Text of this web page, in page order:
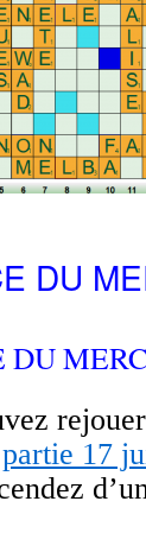
DU
DU
partie 17